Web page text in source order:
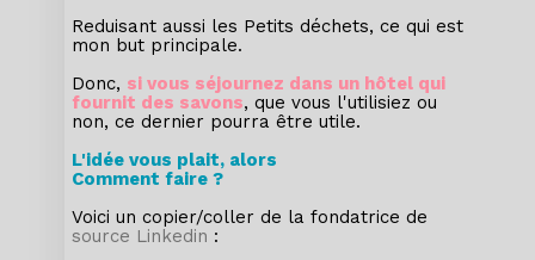
Reduisant aussi les Petits déchets, ce qui est
mon but principale.
Donc, si vous séjournez dans un hôtel qui
fournit des savons, que vous l'utilisiez ou
non, ce dernier pourra être utile.
L'idée vous plait, alors
Comment faire ?
Voici un copier/coller de la fondatrice de
source Linkedin :